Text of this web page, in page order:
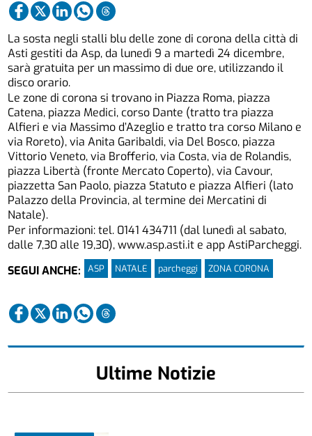
La sosta negli stalli blu delle zone di corona della città di
Asti gestiti da Asp, da lunedì 9 a martedì 24 dicembre,
sarà gratuita per un massimo di due ore, utilizzando il
disco orario.
Le zone di corona si trovano in Piazza Roma, piazza
Catena, piazza Medici, corso Dante (tratto tra piazza
Alfieri e via Massimo d’Azeglio e tratto tra corso Milano e
via Roreto), via Anita Garibaldi, via Del Bosco, piazza
Vittorio Veneto, via Brofferio, via Costa, via de Rolandis,
piazza Libertà (fronte Mercato Coperto), via Cavour,
piazzetta San Paolo, piazza Statuto e piazza Alfieri (lato
Palazzo della Provincia, al termine dei Mercatini di
Natale).
Per informazioni: tel. 0141 434711 (dal lunedì al sabato,
dalle 7,30 alle 19,30),www.asp.asti.it e app AstiParcheggi.
SEGUI ANCHE:
ASP NATALE parcheggi ZONA CORONA
Ultime Notizie